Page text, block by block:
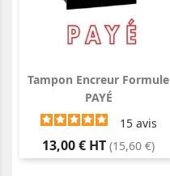
Tampon Encreur Formule
PAYÉ
15 avis
Prix
13,00 € HT (15,60 €)